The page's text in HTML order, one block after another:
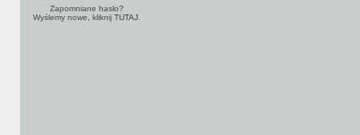
Zapomniane hasło?
Wyślemy nowe, kliknij TUTAJ.